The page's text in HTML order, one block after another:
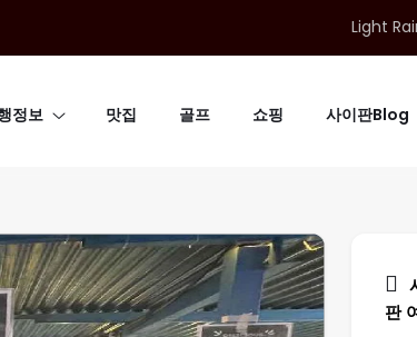
Light
정보 맛집 골프 쇼핑 사이판Blog
판